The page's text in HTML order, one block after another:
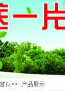
页>> 产品展示